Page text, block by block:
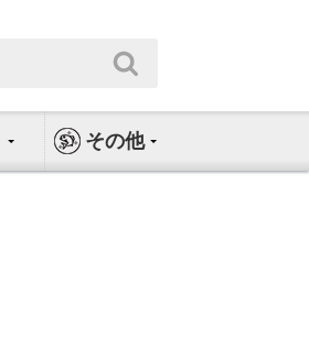
その他